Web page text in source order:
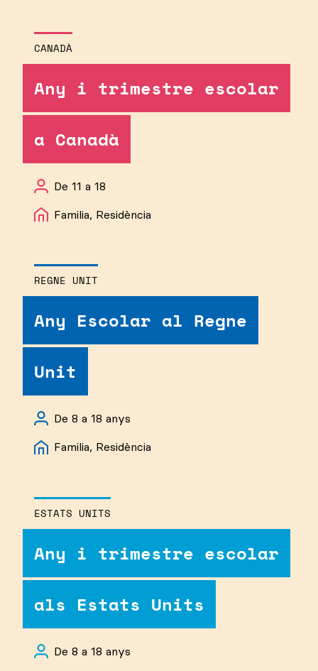
CANADÀ
Any i trimestre escolar
a Canadà
De 11 a 18
Familia, Residència
REGNE UNIT
Any Escolar al Regne
Unit
De 8 a 18 anys
Familia, Residència
ESTATS UNITS
Any i trimestre escolar
als Estats Units
De 8 a 18 anys